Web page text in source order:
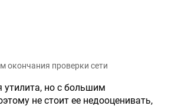
окончания проверки сети
утилита, но с большим
не стоит ее недооценивать,